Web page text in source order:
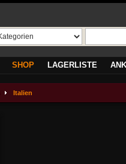
SHOP LAGERLISTE
Italien